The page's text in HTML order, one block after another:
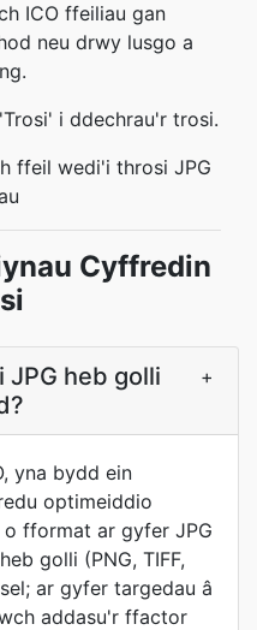
ICO ffeiliau gan
neu drwy lusgo a
i ddechrau'r trosi.
ffeil wedi'i throsi JPG
Cyffredin
JPG heb golli
+
yna bydd ein
optimeiddio
fformat ar gyfer JPG
golli (PNG, TIFF,
ar gyfer targedau â
addasu'r ffactor